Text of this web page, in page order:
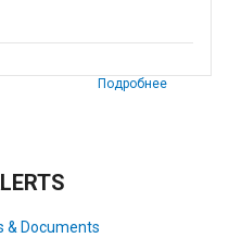
Подробнее
& Documents